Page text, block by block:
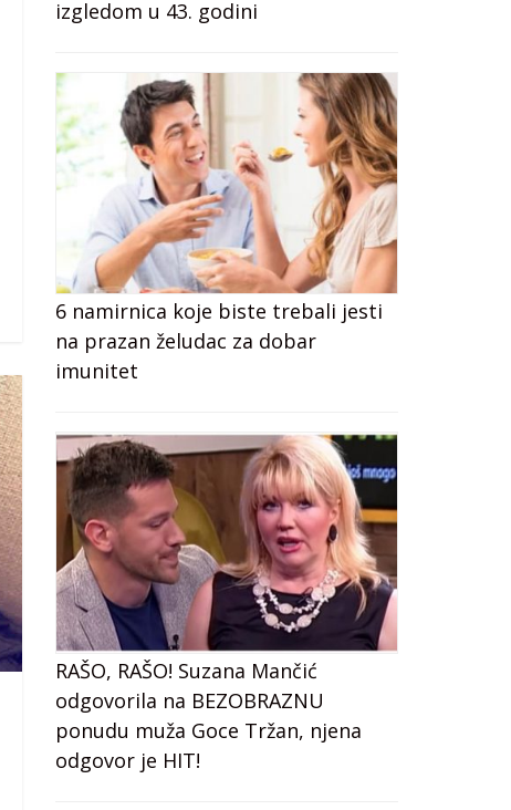
izgledom u 43. godini
6 namirnica koje biste trebali jesti
na prazan želudac za dobar
imunitet
RAŠO, RAŠO! Suzana Mančić
odgovorila na BEZOBRAZNU
ponudu muža Goce Tržan, njena
odgovor je HIT!